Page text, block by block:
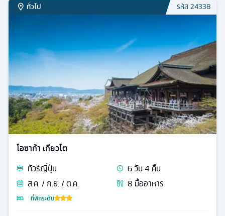
ทั่วไป รหัส24338
โอซาก้า เกียวโต
ทัวร์ญี่ปุ่น 6วัน4 คืน
ส.ค. / ก.ย. / ต.ค.
8 มื้ออาหาร
ที่พักระดับ